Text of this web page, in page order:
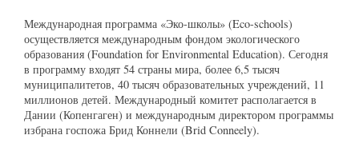
Международная программа «Эко-школы» (Eco-schools)
осуществляется международным фондом экологического
образования (Foundation for Environmental Education). Сегодня
в программу входят 54 страны мира, более 6,5 тысяч
муниципалитетов, 40 тысяч образовательных учреждений, 11
миллионов детей. Международный комитет располагается в
Дании (Копенгаген) и международным директором программы
избрана госпожа Брид Коннели (Brid Conneely).